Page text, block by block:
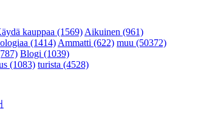
kauppaa (1569) Aikuinen (961)
(1414) Ammatti (622) muu (50372)
Blogi (1039)
(1083) turista (4528)